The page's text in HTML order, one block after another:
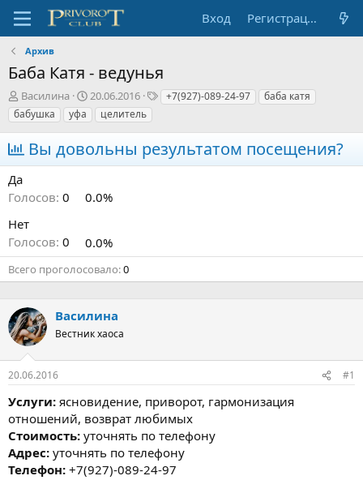
Вход Регистрация
Архив
Баба Катя - ведунья
А
в
т
р
т
е
м
Василина
Д
а
т
н
а
а
20.06.2016
Т+7(927)-089-24-97
баба катя
бабушка
уфа целитель
Вы довольны результатом посещения?
Да
Голосов: 0
0.0%
Нет
Голосов: 0 0.0%
Всего проголосовало 0
Василина
Вестник хаоса
20.06.2016 #1
Услуги: ясновидение, приворот, гармонизация
отношений, возврат любимых
Стоимость: уточнять по телефону
Адрес: уточнять по телефону
Телефон: +7(927)-089-24-97